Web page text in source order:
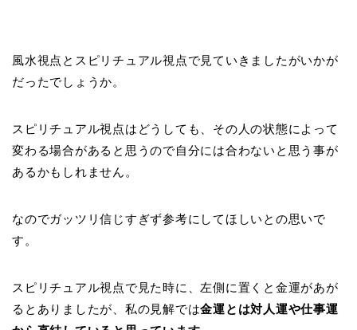
風水視点とスピリチュアル視点で見ていきましたがいかが
だったでしょうか。
スピリチュアル視点はどうしても、その人の状態によって
変わる場合があると思うので自分には合わないと思う事が
あるかもしれません。
なのでガッツリ信じすぎず参考にしてほしいとの思いで
す。
スピリチュアル視点で見た時に、左側に置くと金運があが
るとありましたが、私の見解では金運とは対人運や仕事運